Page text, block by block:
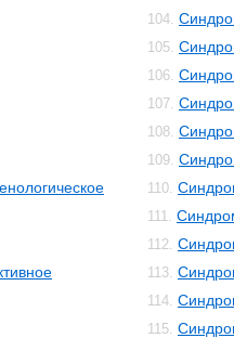
104.
105.
106.
107.
108.
109.
110.
111.
112.
113.
114.
115.